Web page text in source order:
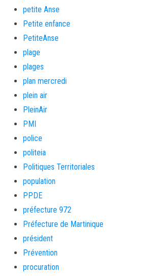
petite Anse
Petite enfance
PetiteAnse
plage
plages
plan mercredi
plein air
PleinAir
PMI
police
politeia
Politiques Territoriales
population
PPDE
préfecture 972
Préfecture de Martinique
président
Prévention
procuration